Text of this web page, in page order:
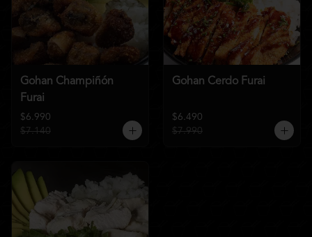
Gohan Champiñón
Furai
$6.990
$7.140
Gohan Cerdo Furai
$6.490
$7.990